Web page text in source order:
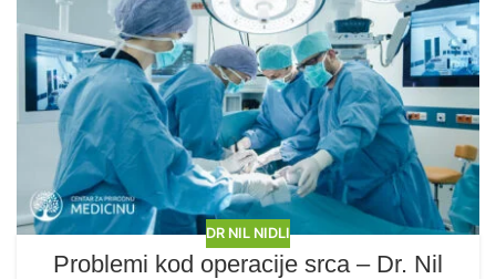
DR NIL NIDLI
Problemi kod operacije srca – Dr. Nil